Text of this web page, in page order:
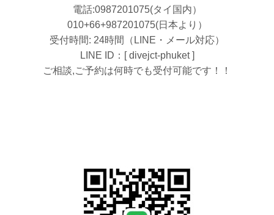
電話:0987201075(タイ国内）
010+66+987201075(日本より）
受付時間: 24時間（LINE・メール対応）
LINE ID：[ divejct-phuket ]
ご相談,ご予約は何時でも受付可能です！！